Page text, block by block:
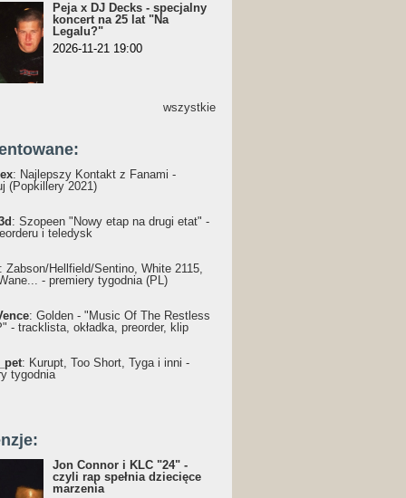
Peja x DJ Decks - specjalny
koncert na 25 lat "Na
Legalu?"
2026-11-21 19:00
wszystkie
: Najlepszy Kontakt z Fanami -
(Popkillery 2021)
: Szopeen "Nowy etap na drugi etat" -
i teledysk
: Żabson/Hellfield/Sentino, White 2115,
- premiery tygodnia (PL)
: Golden - "Music Of The Restless
- tracklista, okładka, preorder, klip
: Kurupt, Too Short, Tyga i inni -
tygodnia
Jon Connor i KLC "24" -
czyli rap spełnia dziecięce
marzenia